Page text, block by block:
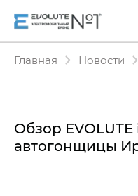
Главная Новости
Обзор EVOLUTE
автогонщицы